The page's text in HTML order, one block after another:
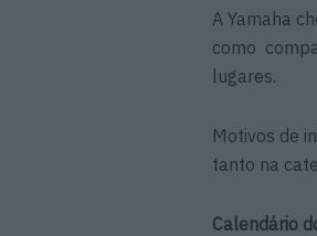
A Yamaha
como
lugares.
Motivos de
tanto na
Calendário